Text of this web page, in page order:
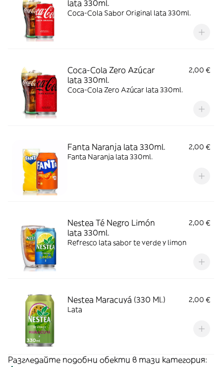
lata 330ml.
Coca-Cola Sabor Original lata 330ml.
Coca-Cola Zero Azúcar
lata 330ml.
2,00 €
Coca-Cola Zero Azúcar lata 330ml.
Fanta Naranja lata 330ml.
2,00 €
Fanta Naranja lata 330ml.
Nestea Té Negro Limón
lata 330ml.
2,00 €
Refresco lata sabor te verde y limon
Nestea Maracuyá (330 Ml.)
2,00 €
Lata
Разгледайте подобни обекти в тази категория: